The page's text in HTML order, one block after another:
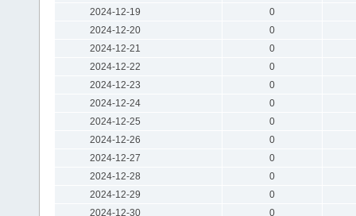
2024-12-19
0
2024-12-20
0
2024-12-21
0
2024-12-22
0
2024-12-23
0
2024-12-24
0
2024-12-25
0
2024-12-26
0
2024-12-27
0
2024-12-28
0
2024-12-29
0
2024-12-30
0